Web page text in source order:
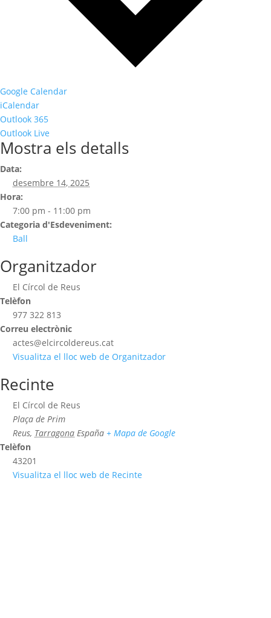
Google Calendar
iCalendar
Outlook 365
Outlook Live
Mostra els detalls
Data:
desembre 14, 2025
Hora:
7:00 pm - 11:00 pm
Categoria d'Esdeveniment:
Ball
Organitzador
El Círcol de Reus
Telèfon
977 322 813
Correu electrònic
actes@elcircoldereus.cat
Visualitza el lloc web de Organitzador
Recinte
El Círcol de Reus
Plaça de Prim
Reus, Tarragona España + Mapa de Google
Telèfon
43201
Visualitza el lloc web de Recinte